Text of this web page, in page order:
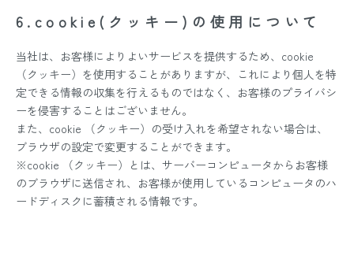
6.cookie(クッキー)の使用について
当社は、お客様によりよいサービスを提供するため、cookie
（クッキー）を使用することがありますが、これにより個人を特
定できる情報の収集を行えるものではなく、お客様のプライバシ
ーを侵害することはございません。
また、cookie （クッキー）の受け入れを希望されない場合は、
ブラウザの設定で変更することができます。
※cookie （クッキー）とは、サーバーコンピュータからお客様
のブラウザに送信され、お客様が使用しているコンピュータのハ
ードディスクに蓄積される情報です。